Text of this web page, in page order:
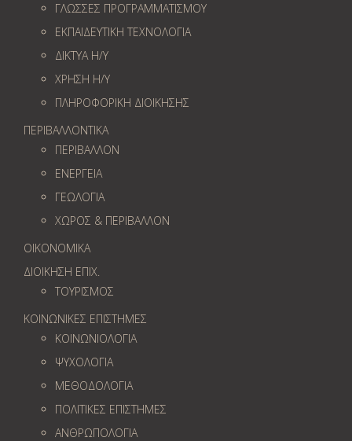
ΓΛΩΣΣΕΣ ΠΡΟΓΡΑΜΜΑΤΙΣΜΟΥ
ΕΚΠΑΙΔΕΥΤΙΚΗ ΤΕΧΝΟΛΟΓΙΑ
ΔΙΚΤΥΑ Η/Υ
ΧΡΗΣΗ Η/Υ
ΠΛΗΡΟΦΟΡΙΚΗ ΔΙΟΙΚΗΣΗΣ
ΠΕΡΙΒΑΛΛΟΝΤΙΚΑ
ΠΕΡΙΒΑΛΛΟΝ
ΕΝΕΡΓΕΙΑ
ΓΕΩΛOΓΙΑ
ΧΩΡΟΣ & ΠΕΡΙΒΑΛΛΟΝ
ΟΙΚΟΝΟΜΙΚΑ
ΔΙΟΙΚΗΣΗ ΕΠΙΧ.
ΤΟΥΡΙΣΜΟΣ
ΚΟΙΝΩΝΙΚΕΣ ΕΠΙΣΤΗΜΕΣ
ΚΟΙΝΩΝΙΟΛΟΓΙΑ
ΨΥΧΟΛΟΓΙΑ
ΜΕΘΟΔΟΛΟΓΙΑ
ΠΟΛΙΤΙΚΕΣ ΕΠΙΣΤΗΜΕΣ
ΑΝΘΡΩΠΟΛΟΓΙΑ